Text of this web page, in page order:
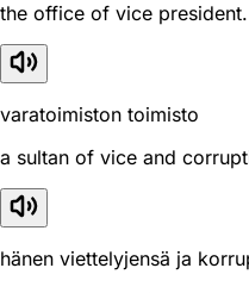
the office of vice president.
varatoimiston toimisto
a sultan of vice and
hänen viettelyjensä ja